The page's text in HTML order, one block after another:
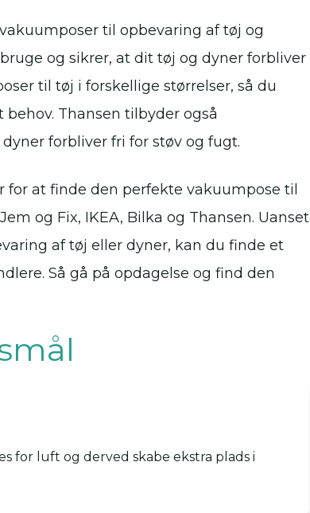
til opbevaring af tøj og
og sikrer, at dit tøj og dyner forbliver
til tøj i forskellige størrelser, så du
Thansen tilbyder også
forbliver fri for støv og fugt.
at finde den perfekte vakuumpose til
og Fix, IKEA, Bilka og Thansen. Uanset
af tøj eller dyner, kan du finde et
Så gå på opdagelse og find den
for luft og derved skabe ekstra plads i